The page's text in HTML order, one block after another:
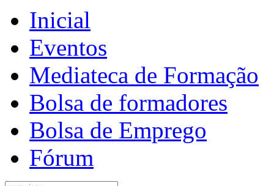
Inicial
Eventos
Mediateca de Formação
Bolsa de formadores
Bolsa de Emprego
Fórum